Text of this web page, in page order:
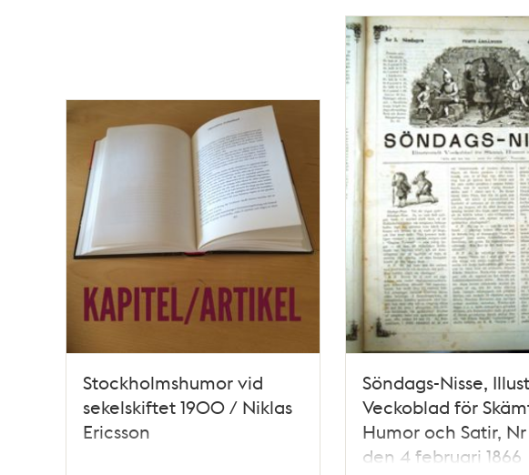
teman
Stockholmshumor vid
sekelskiftet 1900 / Niklas
Ericsson
Söndags-Nisse,
Veckoblad för
Humor och Satir, Nr
den 4 februari 1866